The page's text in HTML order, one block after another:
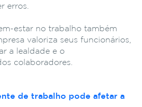
erros.
estar no trabalho também
valoriza seus funcionários,
a lealdade e o
colaboradores.
de trabalho pode afetar a